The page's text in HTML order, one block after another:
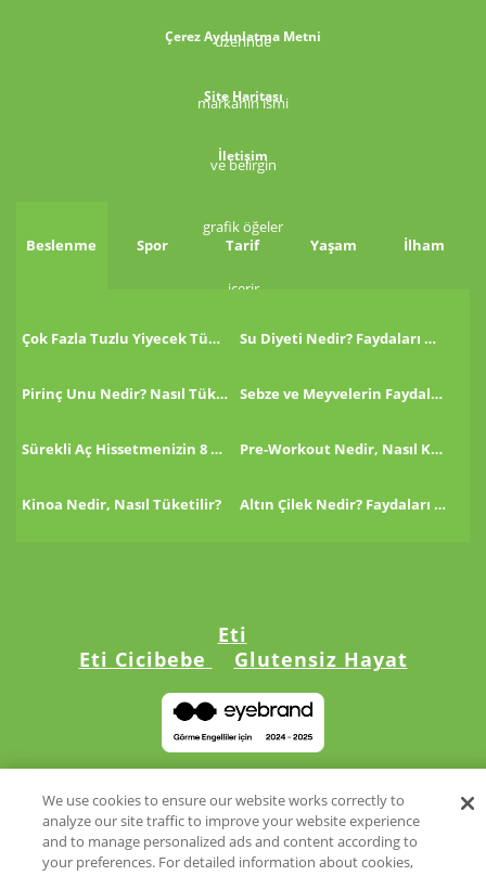
Çerez Aydınlatma Metni
Site Haritası
İletişim
Beslenme Spor Tarif Yaşam İlham
Çok Fazla Tuzlu Yiyecek Tükettikten Sonra Ne Yapmalı? Su Diyeti Nedir? Faydaları Nelerdir?
Pirinç Unu Nedir? Nasıl Tüketilir? Sebze ve Meyvelerin Faydaları!
Sürekli Aç Hissetmenizin 8 Nedeni! Pre-Workout Nedir, Nasıl Kullanılır?
Kinoa Nedir, Nasıl Tüketilir? Altın Çilek Nedir? Faydaları Nelerdir?
Eti
Eti Cicibebe
Glutensiz Hayat
We use cookies to ensure our website works correctly to
analyze our site traffic to improve your website experience
and to manage personalized ads and content according to
your preferences. For detailed information about cookies,